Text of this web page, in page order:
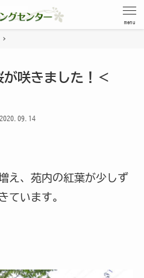
menu
咲きました！＜
え、苑内の紅葉が少しず
ています。